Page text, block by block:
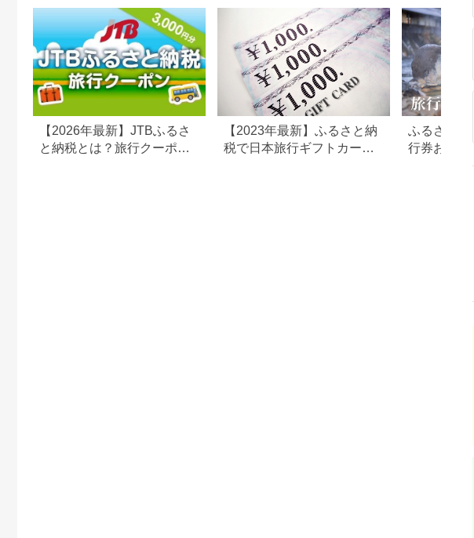
プレゼント 贈答 母の
日 25-09
券
多
【2026年最新】JTBふるさ
と納税とは？旅行クーポン
【2023年最新】ふるさと納
税で日本旅行ギフトカード
ふるさと納
行券おす
【2026年
旅行会社